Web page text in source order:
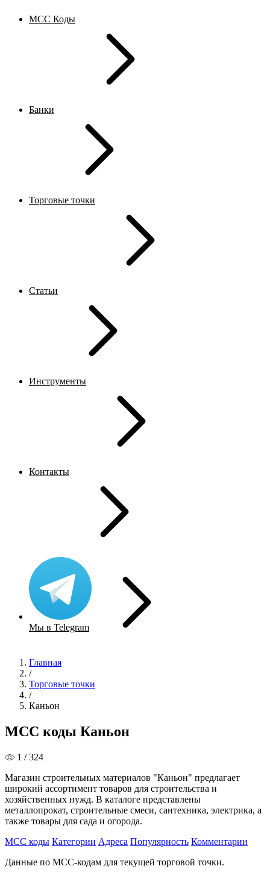
MCC Коды
Банки
Торговые точки
Статьи
Инструменты
Контакты
Мы в Telegram
Главная
/
Торговые точки
/
Каньон
MCC коды Каньон
1 / 324
Магазин строительных материалов "Каньон" предлагает
широкий ассортимент товаров для строительства и
хозяйственных нужд. В каталоге представлены
металлопрокат, строительные смеси, сантехника, электрика, а
также товары для сада и огорода.
MCC коды Категории Адреса Популярность Комментарии
Данные по MCC-кодам для текущей торговой точки.